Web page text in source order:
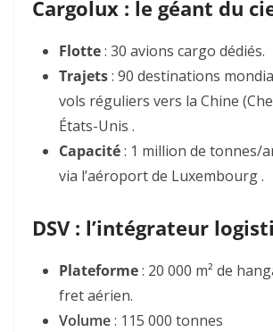
Cargolux : le géant du
Flotte: 30 avions cargo dédiés.
Trajets: 90 destinations
vols réguliers vers la Chine
États-Unis .
Capacité: 1 million de tonnes/
via l’aéroport de Luxembourg .
DSV : l’intégrateur
Plateforme: 20 000 m² de
fret aérien.
Volume: 115 000 tonnes